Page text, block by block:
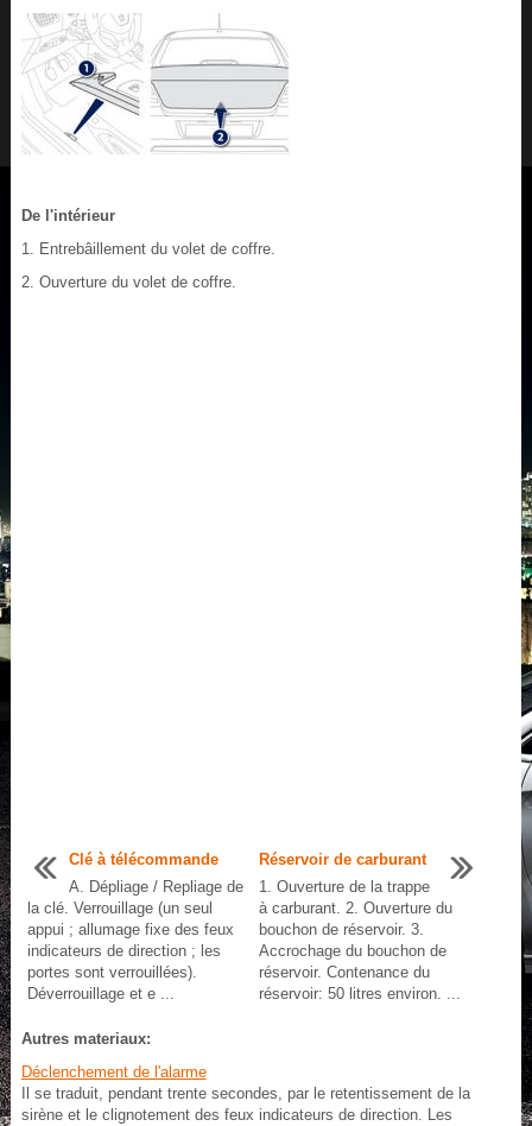
De l'intérieur
1. Entrebâillement du volet de coffre.
2. Ouverture du volet de coffre.
Clé à télécommande
A. Dépliage / Repliage de
la clé. Verrouillage (un seul
appui ; allumage fixe des feux
indicateurs de direction ; les
portes sont verrouillées).
Déverrouillage et e ...
Réservoir de carburant
1. Ouverture de la trappe
à carburant. 2. Ouverture du
bouchon de réservoir. 3.
Accrochage du bouchon de
réservoir. Contenance du
réservoir: 50 litres environ. ...
Autres materiaux:
Déclenchement de l'alarme
Il se traduit, pendant trente secondes, par le retentissement de la
sirène et le clignotement des feux indicateurs de direction. Les